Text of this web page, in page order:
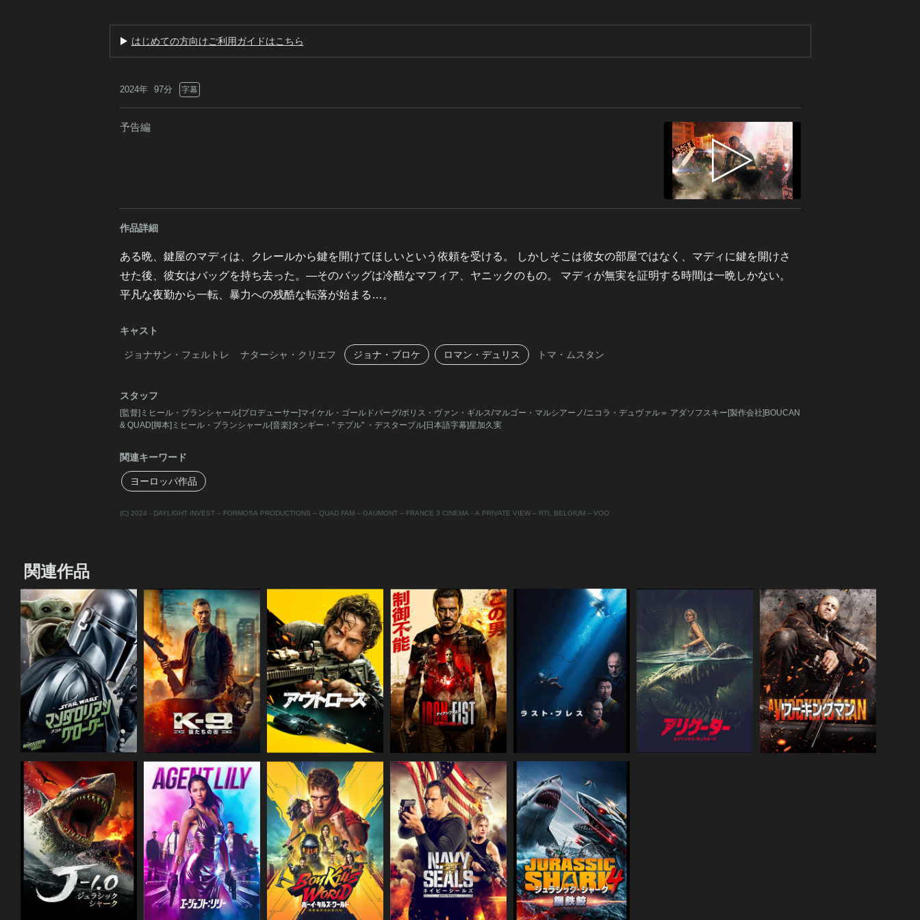
はじめての方向けご利用ガイドはこちら
2024年 97分 字幕
予告編
作品詳細
ある晩、鍵屋のマディは、クレールから鍵を開けてほしいという依頼を受ける。 しかしそこは彼女の部屋ではなく、マディに鍵を開けさ
せた後、彼女はバッグを持ち去った。—そのバッグは冷酷なマフィア、ヤニックのもの。 マディが無実を証明する時間は一晩しかない。
平凡な夜勤から一転、暴力への残酷な転落が始まる…。
キャスト
ジョナサン・フェルトレ ナターシャ・クリエフ ジョナ・ブロケ ロマン・デュリス トマ・ムスタン
スタッフ
[監督]ミヒール・ブランシャール[プロデューサー]マイケル・ゴールドバーグ/ボリス・ヴァン・ギルス/マルゴー・マルシアーノ/ニコラ・デュヴァル＝ アダソフスキー[製作会社]BOUCAN
& QUAD[脚本]ミヒール・ブランシャール[音楽]タンギー・" テプル" ・デスターブル[日本語字幕]星加久実
関連キーワード
ヨーロッパ作品
(C) 2024 - DAYLIGHT INVEST – FORMOSA PRODUCTIONS – QUAD FAM – GAUMONT – FRANCE 3 CINEMA - A PRIVATE VIEW – RTL BELGIUM – VOO
関連作品